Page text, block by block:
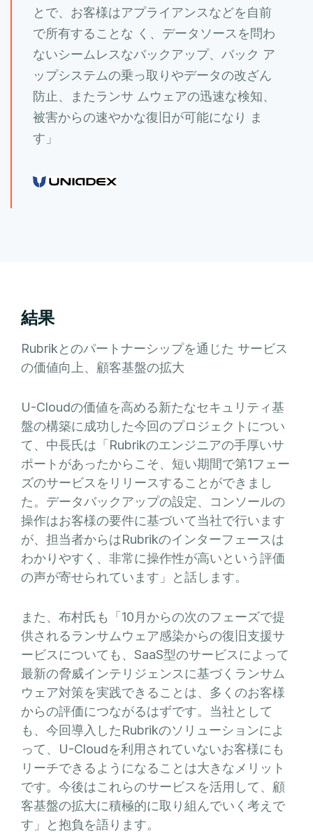
とで、お客様はアプライアンスなどを自前
で所有することな く、データソースを問わ
ないシームレスなバックアップ、バック ア
ップシステムの乗っ取りやデータの改ざん
防止、またランサ ムウェアの迅速な検知、
被害からの速やかな復旧が可能になり ま
す」
結果
Rubrikとのパートナーシップを通じた サービス
の価値向上、顧客基盤の拡大
U-Cloudの価値を高める新たなセキュリティ基
盤の構築に成功した今回のプロジェクトについ
て、中長氏は「Rubrikのエンジニアの手厚いサ
ポートがあったからこそ、短い期間で第1フェー
ズのサービスをリリースすることができまし
た。データバックアップの設定、コンソールの
操作はお客様の要件に基づいて当社で行います
が、担当者からはRubrikのインターフェースは
わかりやすく、非常に操作性が高いという評価
の声が寄せられています」と話します。
また、布村氏も「10月からの次のフェーズで提
供されるランサムウェア感染からの復旧支援サ
ービスについても、SaaS型のサービスによって
最新の脅威インテリジェンスに基づくランサム
ウェア対策を実践できることは、多くのお客様
からの評価につながるはずです。当社として
も、今回導入したRubrikのソリューションによ
って、U-Cloudを利用されていないお客様にも
リーチできるようになることは大きなメリット
です。今後はこれらのサービスを活用して、顧
客基盤の拡大に積極的に取り組んでいく考えで
す」と抱負を語ります。